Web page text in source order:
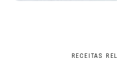
RECEITAS